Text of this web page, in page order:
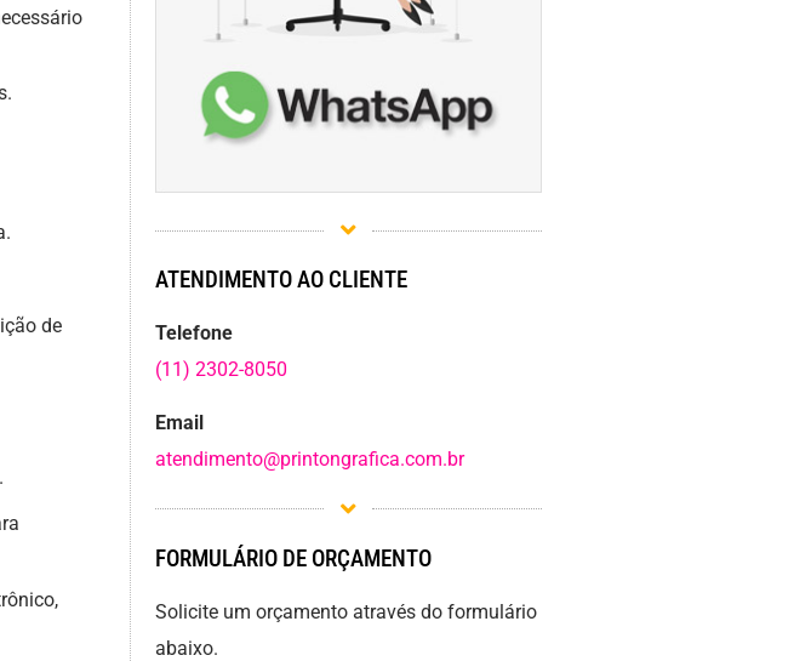
de
ATENDIMENTO AO CLIENTE
Telefone
(11) 2302-8050
Email
atendimento@printongrafica.com.br
FORMULÁRIO DE ORÇAMENTO
Solicite um orçamento através do formulário
abaixo.